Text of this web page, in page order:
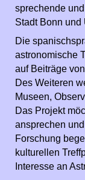
sprechende
Stadt Bonn und
Die
astronomische
auf Beiträge
Des Weiteren
Museen,
Das Projekt
ansprechen
Forschung
kulturellen
Interesse an